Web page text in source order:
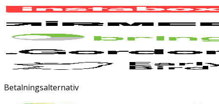
Betalningsalternativ